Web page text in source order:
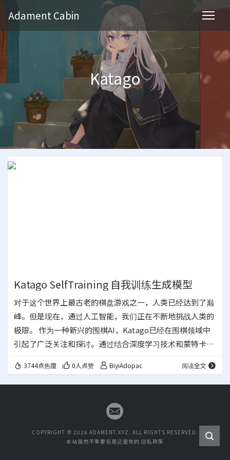
Adament Cabin
Katago
Katago SelfTraining 自我训练生成模型
对于这个世界上最古老的棋盘游戏之一，人类已经达到了巅
峰。但是现在，通过人工智能，我们正在不断地挑战人类的
极限。 作为一种新兴的围棋AI，Katago已经在围棋领域中
引起了广泛关注和探讨。通过结合深度学习技术和蒙特卡罗
平，甚至在某些情况下超过了AlphaGo。而且，Katago的
开源代码也吸引了大量围棋爱好者和开发者的兴趣，他们使
力。 最近，我有机会使用Katagomo进行训练，并成功地创
3744点热度 0人点赞 BiyiAdopac 阅读全文
COPYRIGHT © 2026 ADAMENT.XYZ. ALL RIGHTS RESERVED.
本站虽然不重要但是还是有的 隐私政策